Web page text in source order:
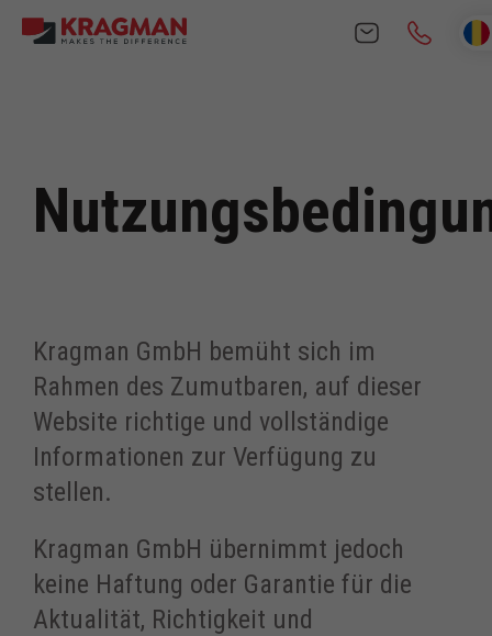
content
Kragman GmbH bemüht sich im
Rahmen des Zumutbaren, auf dieser
Website richtige und vollständige
Informationen zur Verfügung zu
stellen.
Kragman GmbH übernimmt jedoch
keine Haftung oder Garantie für die
Aktualität, Richtigkeit und